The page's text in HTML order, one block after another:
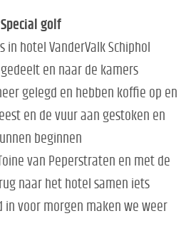
golf
in hotel VanderValk Schiphol
en naar de kamers
gelegd en hebben koffie op en
en de vuur aan gestoken en
beginnen
van Peperstraten en met de
naar het hotel samen iets
in voor morgen maken we weer